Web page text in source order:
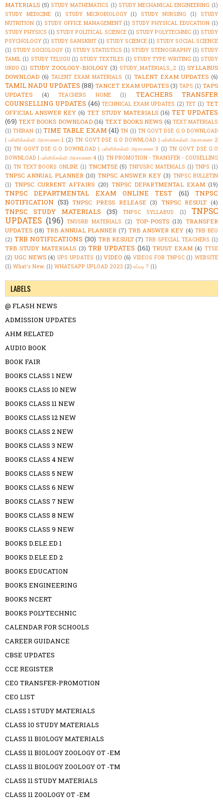
MATERIALS (5) STUDY MATHEMATICS (1) STUDY MECHANICAL ENGINEERING (1)
STUDY MEDICINE
(1) STUDY MICROBIOLOGY (1) STUDY NURSING (1)
STUDY
NUTRITION (1) STUDY OFFICE MANAGEMENT (1) STUDY PHYSICAL EDUCATION (1)
STUDY PHYSICS (1) STUDY POLITICAL SCIENCE (1) STUDY POLYTECHNIC (1) STUDY
PSYCHOLOGY (1) STUDY SANSKRIT (1) STUDY SCIENCE (1) STUDY SOCIAL SCIENCE
(1) STUDY SOCIOLOGY (1) STUDY STATISTICS (1) STUDY STENOGRAPHY (1) STUDY
TAMIL (1) STUDY TELUGU (1) STUDY TEXTILES (1) STUDY TYPE WRITING (1) STUDY
URDU (1) STUDY ZOOLOGY-BIOLOGY (3) STUDY_MATERIALS_2 (1) SYLLABUS
DOWNLOAD (6) TALENT EXAM MATERIALS (1) TALENT EXAM UPDATES (6)
TAMIL NADU UPDATES (88) TANCET EXAM UPDATES (3) TAPS (1) TAPS
UPDATES
(4) TEACHERS HOME (1)
TEACHERS TRANSFER
COUNSELLING UPDATES (46) TECHNICAL EXAM UPDATES (2) TET (1) TET
OFFICIAL ANSWER KEY (6) TET STUDY MATERIALS (16) TET UPDATES
(69) TEXT BOOKS DOWNLOAD (16) TEXT BOOKS NEWS (6) TEXT MATERIALS
(1) THIRAN (1) TIME TABLE EXAM (41) TN (1) TN GOVT DSE G.O DOWNLOAD
| பள்ளிக்கல்வி அரசாணை 1 (2) TN GOVT DSE G.O DOWNLOAD | பள்ளிக்கல்வி அரசாணை 2
(1) TN GOVT DSE G.O DOWNLOAD | பள்ளிக்கல்வி அரசாணை 3 (1) TN GOVT DSE G.O
DOWNLOAD | பள்ளிக்கல்வி அரசாணை 4 (1) TN PROMOTION - TRANSFER - COUSELLING
(1) TN TEXT BOOKS ONLINE (1) TNCMTSE (5) TNFUSRC MATERIALS (1) TNPS (1)
TNPSC ANNUAL PLANNER (10) TNPSC ANSWER KEY (3) TNPSC BULLETIN
(1) TNPSC CURRENT AFFAIRS (20) TNPSC DEPARTMENTAL EXAM (19)
TNPSC DEPARTMENTAL EXAM ONLINE TEST (61)
TNPSC
NOTIFICATION (53) TNPSC PRESS RELEASE (3) TNPSC RESULT (4)
TNPSC STUDY MATERIALS (35) TNPSC SYLLABUS (1)
TNPSC
UPDATES (196) TNUSRB MATERIALS (2) TOP-POSTS (13) TRANSFER
UPDATES (18) TRB ANNUAL PLANNER (7) TRB ANSWER KEY (4) TRB BEO
(2) TRB NOTIFICATIONS (30) TRB RESULT (7) TRB SPECIAL TEACHERS (1)
TRB STUDY MATERIALS (3) TRB UPDATES (161) TRUST EXAM (4) TTSE
(2) UGC NEWS (4) UPS UPDATES (1) VIDEO (6) VIDEOS FOR TNPSC (1) WEBSITE
(1) What's New. (1) WHATSAPP UPLOAD 2023 (2) எப்படி ? (1)
LABELS
@ FLASH NEWS
ADMISSION UPDATES
AHM RELATED
AUDIO BOOK
BOOK FAIR
BOOKS CLASS 1 NEW
BOOKS CLASS 10 NEW
BOOKS CLASS 11 NEW
BOOKS CLASS 12 NEW
BOOKS CLASS 2 NEW
BOOKS CLASS 3 NEW
BOOKS CLASS 4 NEW
BOOKS CLASS 5 NEW
BOOKS CLASS 6 NEW
BOOKS CLASS 7 NEW
BOOKS CLASS 8 NEW
BOOKS CLASS 9 NEW
BOOKS D.ELE.ED 1
BOOKS D.ELE.ED 2
BOOKS EDUCATION
BOOKS ENGINEERING
BOOKS NCERT
BOOKS POLYTECHNIC
CALENDAR FOR SCHOOLS
CAREER GUIDANCE
CBSE UPDATES
CCE REGISTER
CEO TRANSFER-PROMOTION
CEO LIST
CLASS 1 STUDY MATERIALS
CLASS 10 STUDY MATERIALS
CLASS 11 BIOLOGY MATERIALS
CLASS 11 BIOLOGY ZOOLOGY OT -EM
CLASS 11 BIOLOGY ZOOLOGY OT -TM
CLASS 11 STUDY MATERIALS
CLASS 11 ZOOLOGY OT -EM